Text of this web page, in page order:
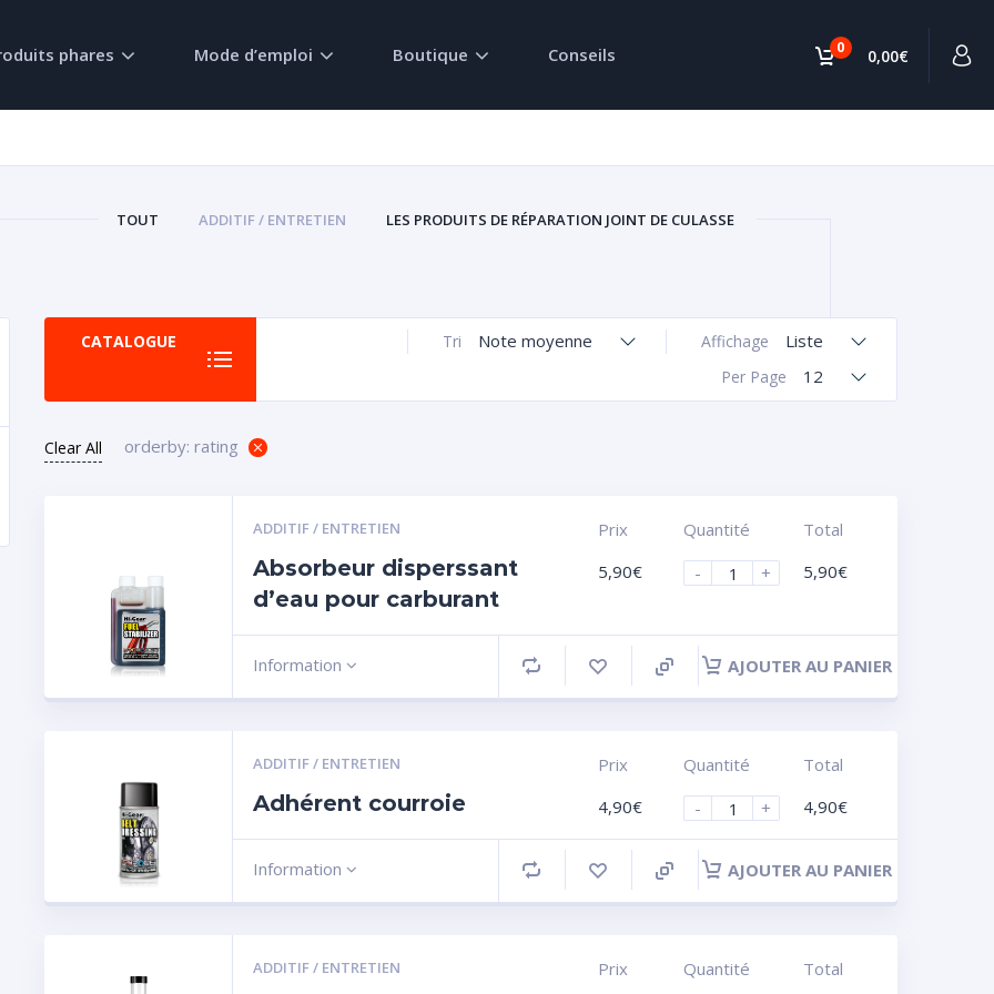
0 0,00€
phares Mode d’emploi Boutique Conseils
TOUT ADDITIF / ENTRETIEN LES PRODUITS DE RÉPARATION JOINT DE CULASSE
CATALOGUE Affichage Liste
Tri Note moyenne
Per Page 12
Clear All orderby: rating
ADDITIF / ENTRETIEN
Absorbeur disperssant
d’eau pour carburant
Prix
5,90€
Quantité
-
+
Total
5,90€
Information AJOUTER AU PANIER
ADDITIF / ENTRETIEN
Adhérent courroie
Prix
4,90€
Quantité
-
+
Total
4,90€
Information AJOUTER AU PANIER
ADDITIF / ENTRETIEN
Prix
Quantité
Total